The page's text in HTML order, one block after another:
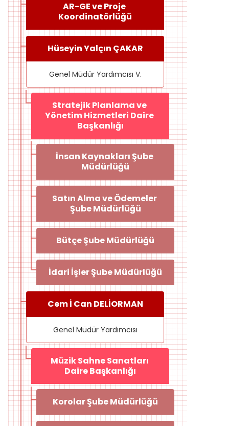
AR-GE ve Proje
Koordinatörlüğü
Hüseyin Yalçın ÇAKAR
Genel Müdür Yardımcısı V.
Stratejik Planlama ve
Yönetim Hizmetleri Daire
Başkanlığı
İnsan Kaynakları Şube
Müdürlüğü
Satın Alma ve Ödemeler
Şube Müdürlüğü
Bütçe Şube Müdürlüğü
İdari İşler Şube Müdürlüğü
Cem İ Can DELİORMAN
Genel Müdür Yardımcısı
Müzik Sahne Sanatları
Daire Başkanlığı
Korolar Şube Müdürlüğü